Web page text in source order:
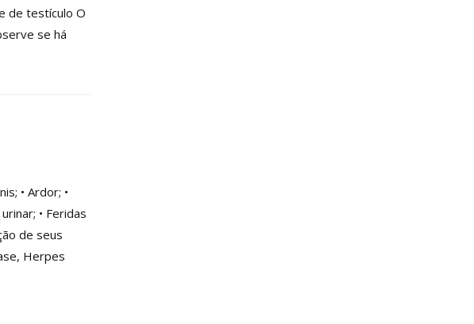
de testículo O
se há
• Ardor; •
• Feridas
de seus
Herpes